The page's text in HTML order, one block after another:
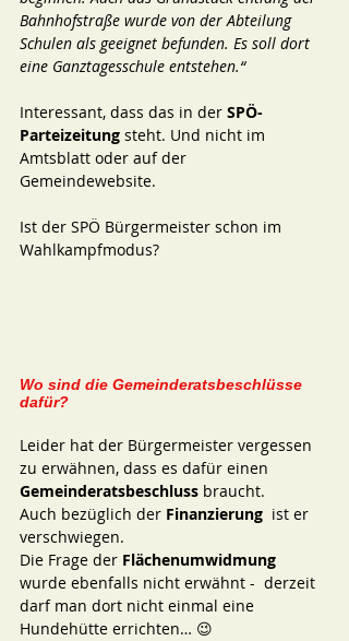
Bahnhofstraße wurde von der Abteilung
Schulen als geeignet befunden. Es soll dort
eine Ganztagesschule entstehen.“
Interessant, dass das in der SPÖ-
Parteizeitung steht. Und nicht im
Amtsblatt oder auf der
Gemeindewebsite.
Ist der SPÖ Bürgermeister schon im
Wahlkampfmodus?
Wo sind die Gemeinderatsbeschlüsse
dafür?
Leider hat der Bürgermeister vergessen
zu erwähnen, dass es dafür einen
Gemeinderatsbeschluss braucht.
Auch bezüglich der Finanzierung ist er
verschwiegen.
Die Frage der Flächenumwidmung
wurde ebenfalls nicht erwähnt -  derzeit
darf man dort nicht einmal eine
Hundehütte errichten… 😉